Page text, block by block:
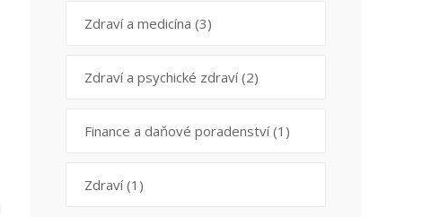
Zdraví a medicína (3)
Zdraví a psychické zdraví(2)
Finance a daňové poradenství(1)
Zdraví(1)